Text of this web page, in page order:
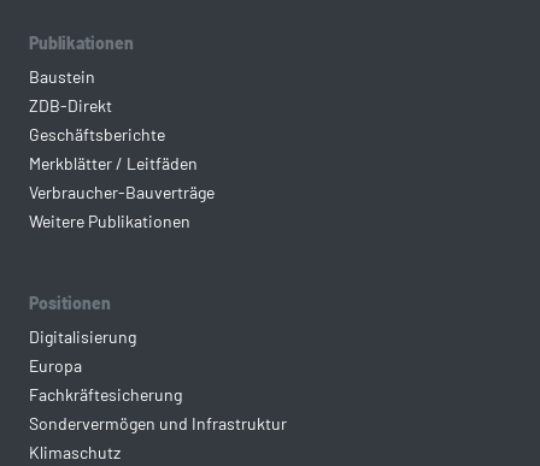
Publikationen
Baustein
ZDB-Direkt
Geschäftsberichte
Merkblätter / Leitfäden
Verbraucher-Bauverträge
Weitere Publikationen
Positionen
Digitalisierung
Europa
Fachkräftesicherung
Sondervermögen und Infrastruktur
Klimaschutz